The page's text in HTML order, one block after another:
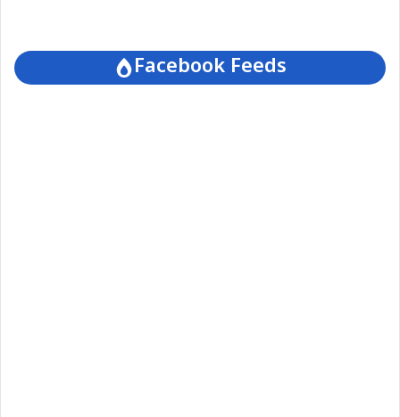
Facebook Feeds